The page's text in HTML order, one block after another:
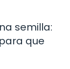
semilla:
que